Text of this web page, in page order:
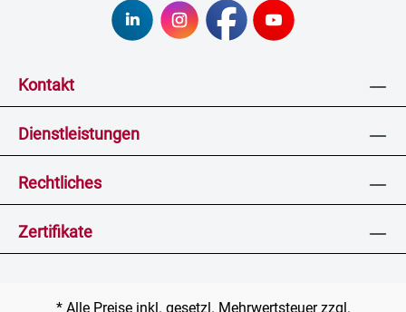
Kontakt
Dienstleistungen
Rechtliches
Zertifikate
* Alle Preise inkl. gesetzl. Mehrwertsteuer zzgl.